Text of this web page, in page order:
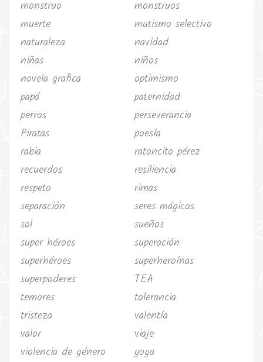
monstruo
monstruos
muerte
mutismo selectivo
naturaleza
navidad
niñas
niños
novela grafica
optimismo
papá
paternidad
perros
perseverancia
Piratas
poesía
rabia
ratoncito pérez
recuerdos
resiliencia
respeto
rimas
separación
seres mágicos
sol
sueños
super héroes
superación
superhéroes
superheroínas
superpoderes
TEA
temores
tolerancia
tristeza
valentía
valor
viaje
violencia de género
yoga